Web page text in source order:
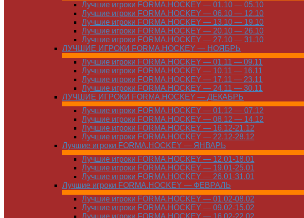
Лучшие игроки FORMA.HOCKEY — 01.10 — 05.10
Лучшие игроки FORMA.HOCKEY — 06.10 — 12.10
Лучшие игроки FORMA.HOCKEY — 13.10 — 19.10
Лучшие игроки FORMA.HOCKEY — 20.10 — 26.10
Лучшие игроки FORMA.HOCKEY — 27.10 — 31.10
ЛУЧШИЕ ИГРОКИ FORMA.HOCKEY — НОЯБРЬ
Лучшие игроки FORMA.HOCKEY — 01.11 — 09.11
Лучшие игроки FORMA.HOCKEY — 10.11 — 16.11
Лучшие игроки FORMA.HOCKEY — 17.11 — 23.11
Лучшие игроки FORMA.HOCKEY — 24.11 — 30.11
ЛУЧШИЕ ИГРОКИ FORMA.HOCKEY — ДЕКАБРЬ
Лучшие игроки FORMA.HOCKEY — 01.12 — 07.12
Лучшие игроки FORMA.HOCKEY — 08.12 — 14.12
Лучшие игроки FORMA.HOCKEY — 16.12-21.12
Лучшие игроки FORMA.HOCKEY — 22.12-28.12
Лучшие игроки FORMA.HOCKEY — ЯНВАРЬ
Лучшие игроки FORMA.HOCKEY — 12.01-18.01
Лучшие игроки FORMA.HOCKEY — 19.01-25.01
Лучшие игроки FORMA.HOCKEY — 26.01-31.01
Лучшие игроки FORMA.HOCKEY — ФЕВРАЛЬ
Лучшие игроки FORMA.HOCKEY — 01.02-08.02
Лучшие игроки FORMA.HOCKEY — 09.02-15.02
Лучшие игроки FORMA.HOCKEY — 16.02-22.02